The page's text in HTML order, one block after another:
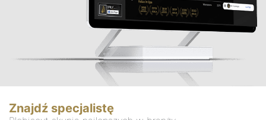
Znajdź specjalistę